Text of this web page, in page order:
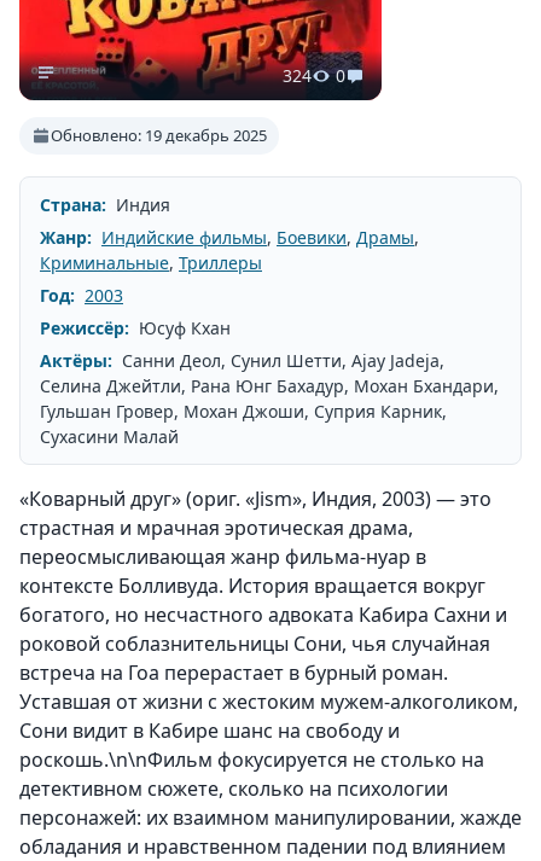
324 0
Обновлено: 19 декабрь 2025
Страна: Индия
Жанр: Индийские фильмы, Боевики, Драмы,
Криминальные, Триллеры
Год: 2003
Режиссёр: Юсуф Кхан
Актёры: Санни Деол, Сунил Шетти, Ajay Jadeja,
Селина Джейтли, Рана Юнг Бахадур, Мохан Бхандари,
Гульшан Гровер, Мохан Джоши, Суприя Карник,
Сухасини Малай
«Коварный друг» (ориг. «Jism», Индия, 2003) — это
страстная и мрачная эротическая драма,
переосмысливающая жанр фильма-нуар в
контексте Болливуда. История вращается вокруг
богатого, но несчастного адвоката Кабира Сахни и
роковой соблазнительницы Сони, чья случайная
встреча на Гоа перерастает в бурный роман.
Уставшая от жизни с жестоким мужем-алкоголиком,
Сони видит в Кабире шанс на свободу и
роскошь.\n\nФильм фокусируется не столько на
детективном сюжете, сколько на психологии
персонажей: их взаимном манипулировании, жажде
обладания и нравственном падении под влиянием